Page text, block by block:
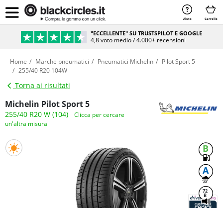
Aiuto Carrello
"ECCELLENTE" SU TRUSTSPILOT E GOOGLE
4,8 voto medio / 4.000+ recensioni
Home Marche pneumatici Pneumatici Michelin
Pilot Sport 5
255/40 R20 104W
Torna ai risultati
Michelin Pilot Sport 5
255/40 R20 W (104)
Clicca per cercare
un'altra misura
B
A
72
B